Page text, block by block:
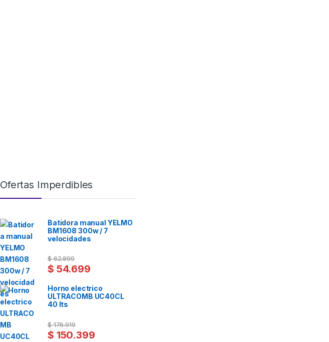
Ofertas Imperdibles
Batidora manual YELMO
BM1608 300w / 7
velocidades
$ 54.699
$62.899
Horno electrico
ULTRACOMB UC40CL
40 lts
$ 150.399
$176.919